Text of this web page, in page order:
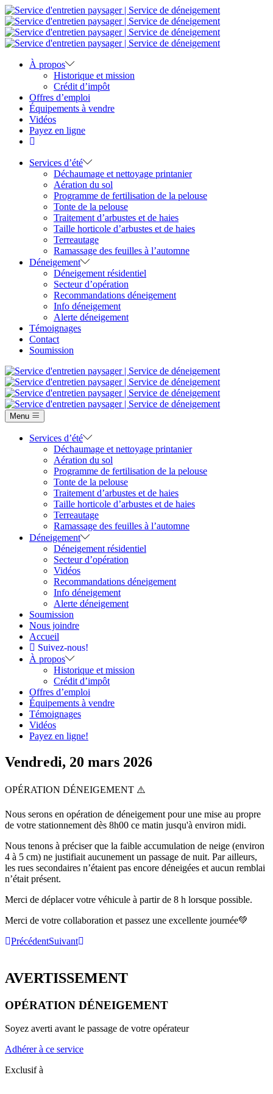
À propos
Historique et mission
Crédit d’impôt
Offres d’emploi
Équipements à vendre
Vidéos
Payez en ligne
Services d’été
Déchaumage et nettoyage printanier
Aération du sol
Programme de fertilisation de la pelouse
Tonte de la pelouse
Traitement d’arbustes et de haies
Taille horticole d’arbustes et de haies
Terreautage
Ramassage des feuilles à l’automne
Déneigement
Déneigement résidentiel
Secteur d’opération
Recommandations déneigement
Info déneigement
Alerte déneigement
Témoignages
Contact
Soumission
Menu
Services d’été
Déchaumage et nettoyage printanier
Aération du sol
Programme de fertilisation de la pelouse
Tonte de la pelouse
Traitement d’arbustes et de haies
Taille horticole d’arbustes et de haies
Terreautage
Ramassage des feuilles à l’automne
Déneigement
Déneigement résidentiel
Secteur d’opération
Vidéos
Recommandations déneigement
Info déneigement
Alerte déneigement
Soumission
Nous joindre
Accueil
Suivez-nous!
À propos
Historique et mission
Crédit d’impôt
Offres d’emploi
Équipements à vendre
Témoignages
Vidéos
Payez en ligne!
Vendredi, 20 mars 2026
OPÉRATION DÉNEIGEMENT ⚠️
Nous serons en opération de déneigement pour une mise au propre
de votre stationnement dès 8h00 ce matin jusqu'à environ midi.
Nous tenons à préciser que la faible accumulation de neige (environ
4 à 5 cm) ne justifiait aucunement un passage de nuit. Par ailleurs,
les rues secondaires n’étaient pas encore déneigées et aucun remblai
n’était présent.
Merci de déplacer votre véhicule à partir de 8 h lorsque possible.
Merci de votre collaboration et passez une excellente journée💚
PrécédentSuivant
AVERTISSEMENT
OPÉRATION DÉNEIGEMENT
Soyez averti avant le passage de votre opérateur
Adhérer à ce service
Exclusif à